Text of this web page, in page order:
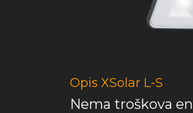
Opis XSolar L-S
Nema troškova